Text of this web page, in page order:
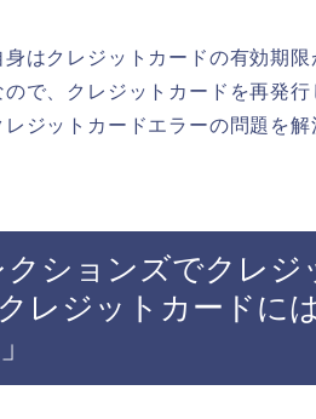
身はクレジットカードの有効期
ので、クレジットカードを再発
レジットカードエラーの問題を解
クションズでクレ
レジットカードに